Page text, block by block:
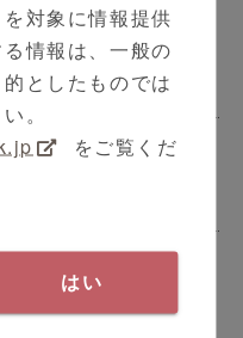
に関する検証〜一
〜
ご紹介、使用方法
対象に情報提供
情報は、一般の
としたものでは
。
をご覧くだ
はい